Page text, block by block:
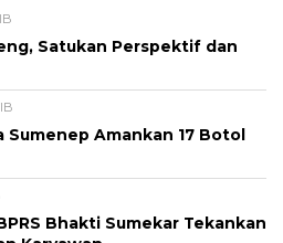
Satukan Perspektif dan
Amankan 17 Botol
Bhakti Sumekar Tekankan